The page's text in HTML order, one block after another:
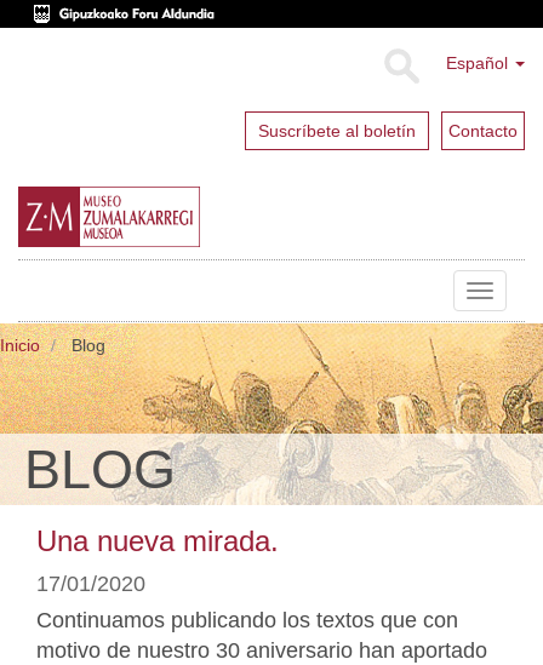
Español
Suscríbete al boletín Contacto
Toggle
Inicio Blog
BLOG
Una nueva mirada.
17/01/2020
Continuamos publicando los textos que con
motivo de nuestro 30 aniversario han aportado